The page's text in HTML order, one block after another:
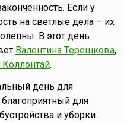
Если у
на светлые дела – их
В этот день
Валентина Терешкова,
.
день для
для
и уборки.